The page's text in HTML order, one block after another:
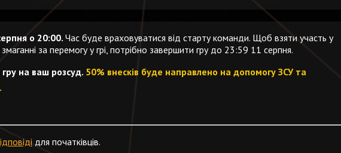
о 20:00. Час буде враховуватися від старту команди. Щоб взяти участь у
за перемогу у грі, потрібно завершити гру до 23:59 11 серпня.
на ваш розсуд. 50% внесків буде направлено на допомогу ЗСУ та
для початківців.